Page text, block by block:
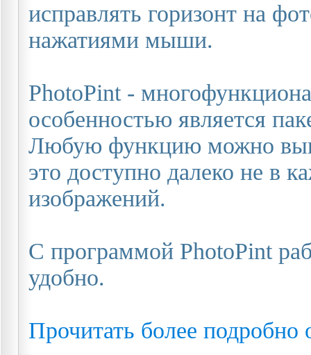
исправлять горизонт на
нажатиями мыши.
PhotoPint -
особенностью является
Любую функцию можно
это доступно далеко не в
изображений.
С программой PhotoPint
удобно.
Прочитать более